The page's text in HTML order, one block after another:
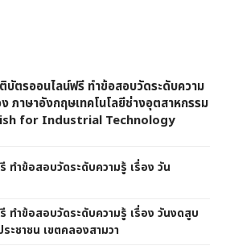
บัตรออนไลน์ฟรี ทำข้อสอบวัดระดับความ
ง ภาษาอังกฤษเทคโนโลยีช่างอุตสาหกรรม
for Industrial Technology
ทำข้อสอบวัดระดับความรู้ เรื่อง วัน
ทำข้อสอบวัดระดับความรู้ เรื่อง วันงดสูบ
ชาชน เขตคลองสามวา